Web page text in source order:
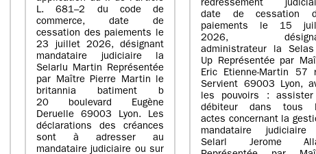
L. 681–2 du code de
commerce, date de
cessation des paiements le
23 juillet 2026, désignant
mandataire judiciaire la
Selarlu Martin Représentée
par Maître Pierre Martin le
britannia batiment b
20 boulevard Eugène
Deruelle 69003 Lyon. Les
déclarations des créances
sont à adresser au
mandataire judiciaire ou sur
redressement
date de cessation
paiements le 15
2026,
administrateur la Selas
Up Représentée par
Eric Etienne-Martin 57
Servient 69003 Lyon,
les pouvoirs :
débiteur dans tous
actes concernant la
mandataire
Selarl Jerome